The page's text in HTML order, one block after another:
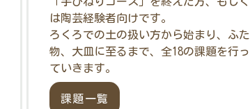
は陶芸経験者向けです。
ろくろでの土の扱い方から始まり、ふた
物、大皿に至るまで、全18の課題を行っ
ていきます。
課題一覧